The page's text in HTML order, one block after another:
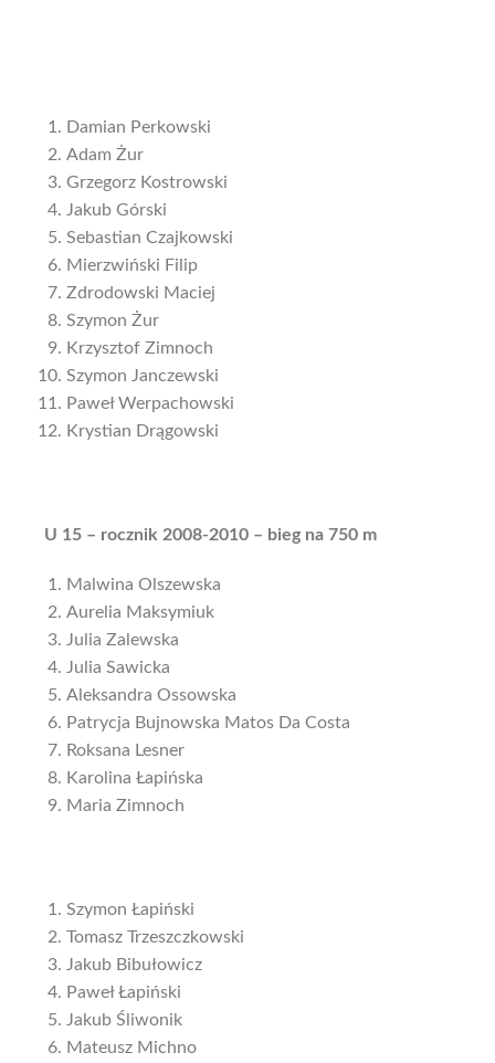
Damian Perkowski
Adam Żur
Grzegorz Kostrowski
Jakub Górski
Sebastian Czajkowski
Mierzwiński Filip
Zdrodowski Maciej
Szymon Żur
Krzysztof Zimnoch
Szymon Janczewski
Paweł Werpachowski
Krystian Drągowski
U 15 – rocznik 2008-2010 – bieg na 750 m
Malwina Olszewska
Aurelia Maksymiuk
Julia Zalewska
Julia Sawicka
Aleksandra Ossowska
Patrycja Bujnowska Matos Da Costa
Roksana Lesner
Karolina Łapińska
Maria Zimnoch
Szymon Łapiński
Tomasz Trzeszczkowski
Jakub Bibułowicz
Paweł Łapiński
Jakub Śliwonik
Mateusz Michno